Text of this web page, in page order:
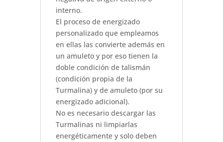
interno.
El proceso de energizado
personalizado que empleamos
en ellas las convierte además en
un amuleto y por eso tienen la
doble condición de talismán
(condición propia de la
Turmalina) y de amuleto (por su
energizado adicional).
No es necesario descargar las
Turmalinas ni limpiarlas
energéticamente y solo deben